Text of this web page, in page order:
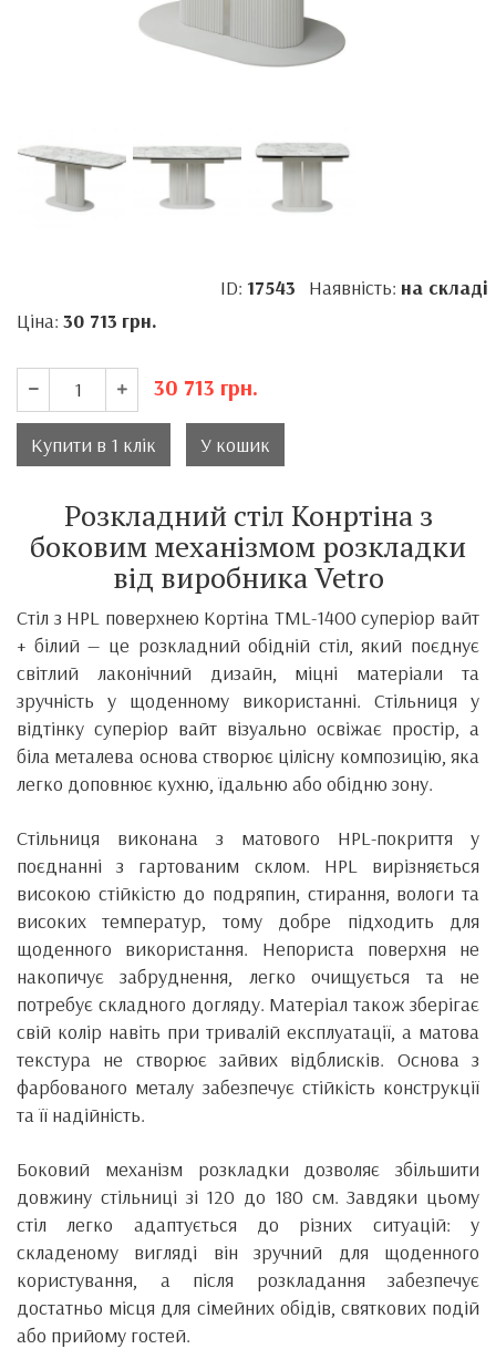
ID: 17543 Наявність: на складі
Ціна: 30 713 грн.
30 713 грн.
Купити в 1 клік У кошик
Розкладний стіл Конртіна з
боковим механізмом розкладки
від виробника Vetro
Стіл з HPL поверхнею Кортіна TML-1400 суперіор вайт
+ білий — це розкладний обідній стіл, який поєднує
світлий лаконічний дизайн, міцні матеріали та
зручність у щоденному використанні. Стільниця у
відтінку суперіор вайт візуально освіжає простір, а
біла металева основа створює цілісну композицію, яка
легко доповнює кухню, їдальню або обідню зону.
Стільниця виконана з матового HPL-покриття у
поєднанні з гартованим склом. HPL вирізняється
високою стійкістю до подряпин, стирання, вологи та
високих температур, тому добре підходить для
щоденного використання. Непориста поверхня не
накопичує забруднення, легко очищується та не
потребує складного догляду. Матеріал також зберігає
свій колір навіть при тривалій експлуатації, а матова
текстура не створює зайвих відблисків. Основа з
фарбованого металу забезпечує стійкість конструкції
та її надійність.
Боковий механізм розкладки дозволяє збільшити
довжину стільниці зі 120 до 180 см. Завдяки цьому
стіл легко адаптується до різних ситуацій: у
складеному вигляді він зручний для щоденного
користування, а після розкладання забезпечує
достатньо місця для сімейних обідів, святкових подій
або прийому гостей.